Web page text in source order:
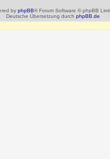
by phpBB® Forum Software © phpBB
Deutsche Übersetzung durch phpBB.de